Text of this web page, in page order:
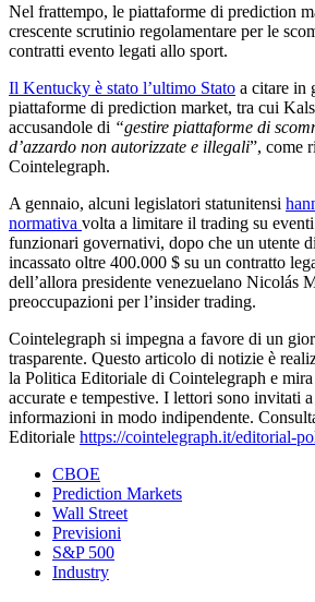
Nel frattempo, le piattaforme di prediction
crescente scrutinio regolamentare per le
contratti evento legati allo sport.
Il Kentucky è stato l’ultimo Stato a citare in
piattaforme di prediction market, tra cui
accusandole di “gestire piattaforme di
d’azzardo non autorizzate e illegali”, come
Cointelegraph.
A gennaio, alcuni legislatori statunitensi
normativa volta a limitare il trading su
funzionari governativi, dopo che un utente
incassato oltre 400.000 $ su un contratto
dell’allora presidente venezuelano Nicolás
preoccupazioni per l’insider trading.
Cointelegraph si impegna a favore di un
trasparente. Questo articolo di notizie è
la Politica Editoriale di Cointelegraph e
accurate e tempestive. I lettori sono invitati
informazioni in modo indipendente.
Editoriale https://cointelegraph.it/editorial-
CBOE
Prediction Markets
Wall Street
Previsioni
S&P 500
Industry